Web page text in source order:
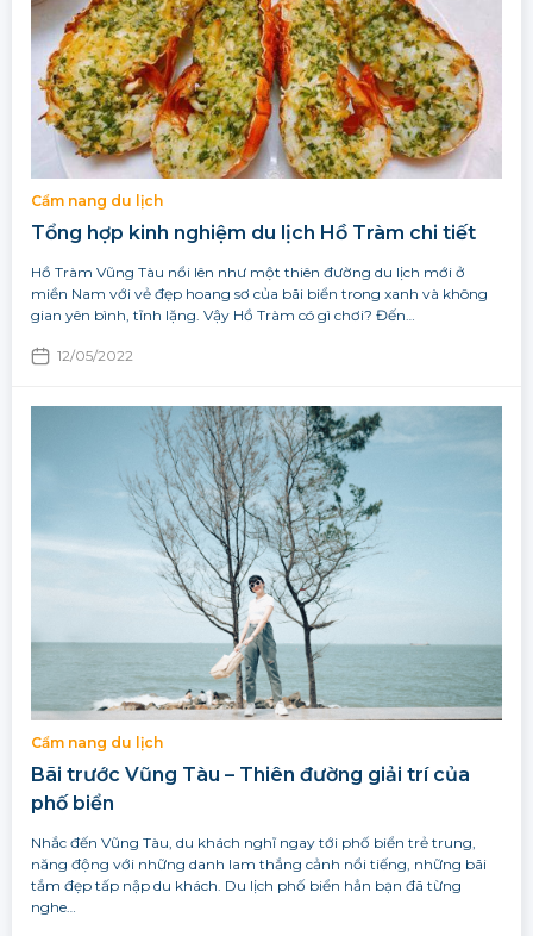
Cẩm nang du lịch
Tổng hợp kinh nghiệm du lịch Hồ Tràm chi tiết
Hồ Tràm Vũng Tàu nổi lên như một thiên đường du lịch mới ở
miền Nam với vẻ đẹp hoang sơ của bãi biển trong xanh và không
gian yên bình, tĩnh lặng. Vậy Hồ Tràm có gì chơi? Đến…
12/05/2022
Cẩm nang du lịch
Bãi trước Vũng Tàu – Thiên đường giải trí của
phố biển
Nhắc đến Vũng Tàu, du khách nghĩ ngay tới phố biển trẻ trung,
năng động với những danh lam thắng cảnh nổi tiếng, những bãi
tắm đẹp tấp nập du khách. Du lịch phố biển hẳn bạn đã từng
nghe…